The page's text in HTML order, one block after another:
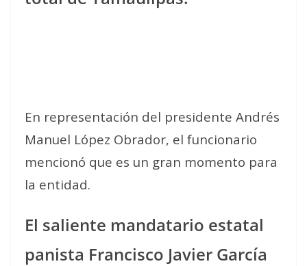
En representación del presidente Andrés
Manuel López Obrador, el funcionario
mencionó que es un gran momento para
la entidad.
El saliente mandatario estatal
panista Francisco Javier García